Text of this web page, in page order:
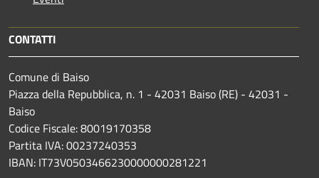
CONTATTI
Comune di Baiso
Piazza della Repubblica, n. 1 - 42031 Baiso (RE) - 42031 -
Baiso
Codice Fiscale: 80019170358
Partita IVA: 00237240353
IBAN: IT73V0503466230000000281221